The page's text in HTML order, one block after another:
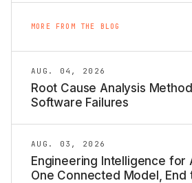
MORE FROM THE BLOG
AUG. 04, 2026
Root Cause Analysis
Software Failures
AUG. 03, 2026
Engineering Intelligence for
One Connected Model, End